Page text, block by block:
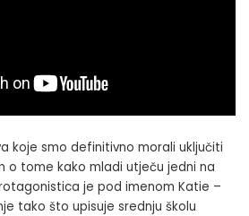
koje smo definitivno morali uključiti
o tome kako mladi utječu jedni na
je pod imenom Katie –
tako što upisuje srednju školu